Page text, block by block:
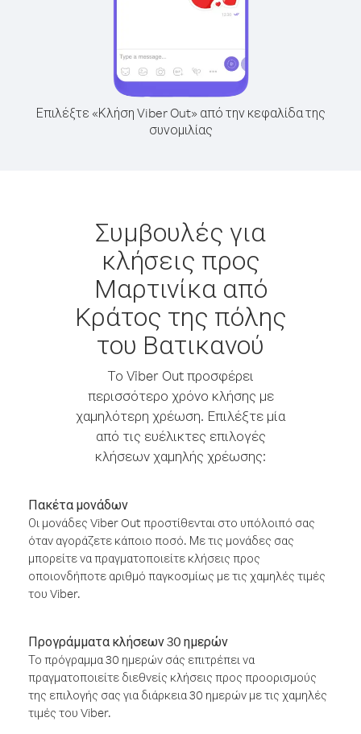
Επιλέξτε «Κλήση Viber Out» από την κεφαλίδα της
συνομιλίας
Συμβουλές για
κλήσεις προς
Μαρτινίκα από
Κράτος της πόλης
του Βατικανού
Το Viber Out προσφέρει
περισσότερο χρόνο κλήσης με
χαμηλότερη χρέωση. Επιλέξτε μία
από τις ευέλικτες επιλογές
κλήσεων χαμηλής χρέωσης:
Πακέτα μονάδων
Οι μονάδες Viber Out προστίθενται στο υπόλοιπό σας
όταν αγοράζετε κάποιο ποσό. Με τις μονάδες σας
μπορείτε να πραγματοποιείτε κλήσεις προς
οποιονδήποτε αριθμό παγκοσμίως με τις χαμηλές τιμές
του Viber.
Προγράμματα κλήσεων 30 ημερών
Το πρόγραμμα 30 ημερών σάς επιτρέπει να
πραγματοποιείτε διεθνείς κλήσεις προς προορισμούς
της επιλογής σας για διάρκεια 30 ημερών με τις χαμηλές
τιμές του Viber.